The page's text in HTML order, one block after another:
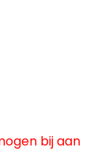
bij aan